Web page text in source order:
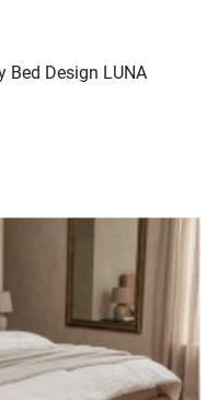
Bed Design LUNA